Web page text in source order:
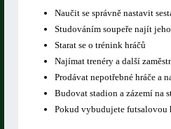
Naučit se správně nastavit
Studováním soupeře najít
Starat se o trénink hráčů
Najímat trenéry a další
Prodávat nepotřebné hráče a
Budovat stadion a zázemí na
Pokud vybudujete futsalovou